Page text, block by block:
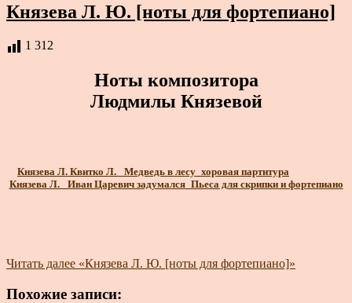
Князева Л. Ю. [ноты для фортепиано]
1 312
Ноты композитора
Людмилы Князевой
Князева Л. Квитко Л._ Медведь в лесу_хоровая партитура
Князева Л. _Иван Царевич задумался_Пьеса для скрипки и фортепиано
Читать далее «Князева Л. Ю. [ноты для фортепиано]»
Похожие записи: